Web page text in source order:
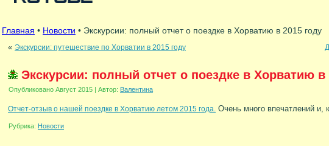
Главная • Новости • Экскурсии: полный отчет о поездке в Хорватию в 2015 году
« Экскурсии: путешествие по Хорватии в 2015 году
Экскурсии: полный отчет о поездке в Хорватию в
Опубликовано Август 2015 | Автор: Валентина
Отчет-отзыв о нашей поездке в Хорватию летом 2015 года. Очень много впечатлений и,
Рубрика: Новости